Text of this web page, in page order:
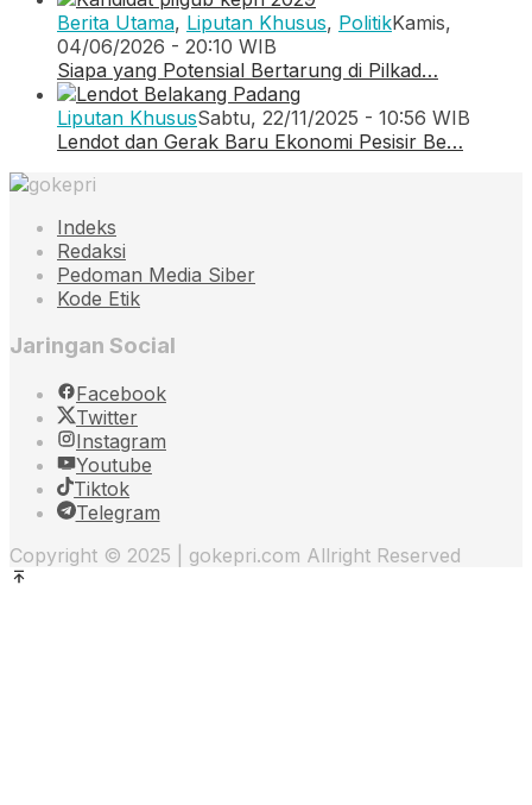
Berita Utama, Liputan Khusus, PolitikKamis,
04/06/2026 - 20:10 WIB
Siapa yang Potensial Bertarung di Pilkad…
Liputan KhususSabtu, 22/11/2025 - 10:56 WIB
Lendot dan Gerak Baru Ekonomi Pesisir Be…
Indeks
Redaksi
Pedoman Media Siber
Kode Etik
Jaringan Social
Facebook
Twitter
Instagram
Youtube
Tiktok
Telegram
Copyright © 2025 | gokepri.com Allright Reserved